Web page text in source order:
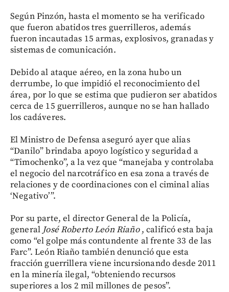
Según Pinzón, hasta el momento se ha verificado
que fueron abatidos tres guerrilleros, además
fueron incautadas 15 armas, explosivos, granadas y
sistemas de comunicación.
Debido al ataque aéreo, en la zona hubo un
derrumbe, lo que impidió el reconocimiento del
área, por lo que se estima que pudieron ser abatidos
cerca de 15 guerrilleros, aunque no se han hallado
los cadáveres.
El Ministro de Defensa aseguró ayer que alias
“Danilo” brindaba apoyo logístico y seguridad a
“Timochenko”, a la vez que “manejaba y controlaba
el negocio del narcotráfico en esa zona a través de
relaciones y de coordinaciones con el ciminal alias
‘Negativo’”.
Por su parte, el director General de la Policía,
general José Roberto León Riaño, calificó esta baja
como “el golpe más contundente al frente 33 de las
Farc”. León Riaño también denunció que esta
fracción guerrillera viene incursionando desde 2011
en la minería ilegal, “obteniendo recursos
superiores a los 2 mil millones de pesos”.